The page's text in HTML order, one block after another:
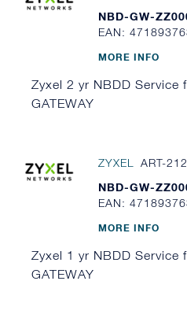
NBD-GW-
EAN:
MORE INFO
Zyxel 2 yr NBDD Service
GATEWAY
ZYXEL
ART-
NBD-GW-
EAN:
MORE INFO
Zyxel 1 yr NBDD Service
GATEWAY